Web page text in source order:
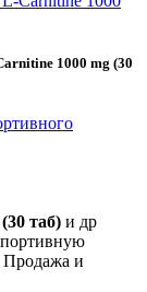
1000 mg (30
таб) и др
Продажа и